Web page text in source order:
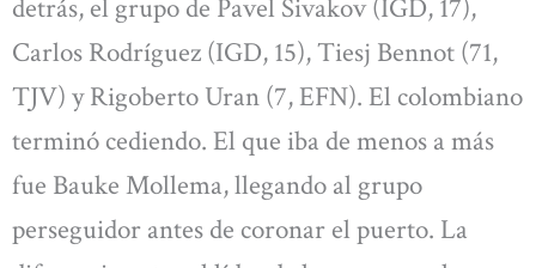
detrás, el grupo de Pavel Sivakov (IGD, 17),
Carlos Rodríguez (IGD, 15), Tiesj Bennot (71,
TJV) y Rigoberto Uran (7, EFN). El colombiano
terminó cediendo. El que iba de menos a más
fue Bauke Mollema, llegando al grupo
perseguidor antes de coronar el puerto. La